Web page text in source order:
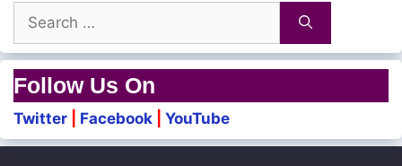
En Manam Solludhu Unnai
Kaalamum Kadhalum Kuzhapamdhaano
Paavamaai Baavani Kaatum
for:
Follow Us On
Twitter Facebook YouTube